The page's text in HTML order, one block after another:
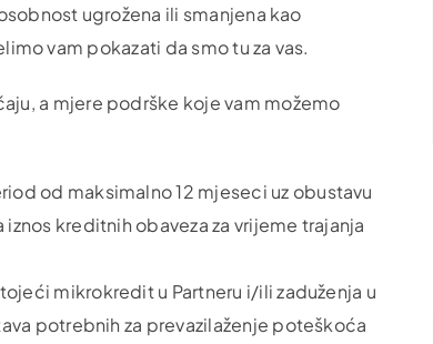
ugrožena ili smanjena kao
vam pokazati da smo tu za vas.
a mjere podrške koje vam možemo
od maksimalno 12 mjeseci uz obustavu
kreditnih obaveza za vrijeme trajanja
mikrokredit u Partneru i/ili zaduženja u
potrebnih za prevazilaženje poteškoća